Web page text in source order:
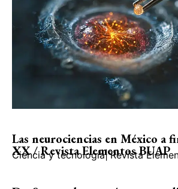
Las neurociencias en México a
XX / Revista Elementos BUAP
Ciencia y tecnología| Revista